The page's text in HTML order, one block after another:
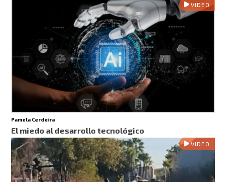
VIDEO
Pamela Cerdeira
El miedo al desarrollo tecnológico
VIDEO